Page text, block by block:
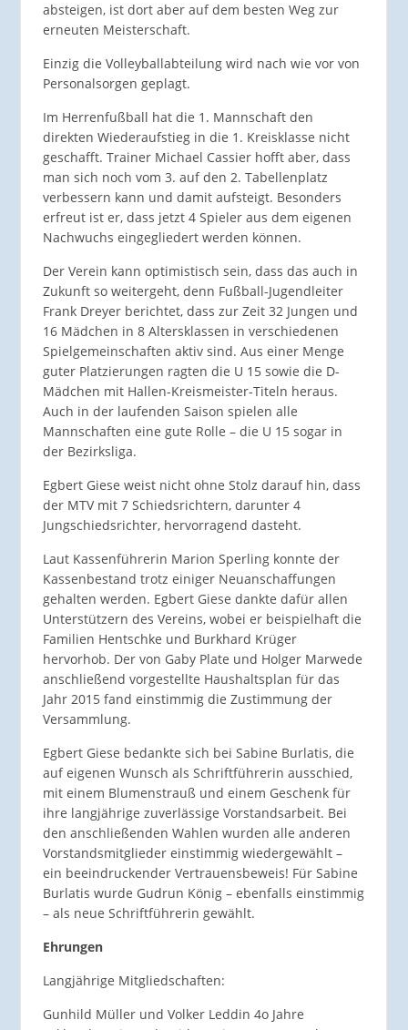
absteigen, ist dort aber auf dem besten Weg zur
erneuten Meisterschaft.
Einzig die Volleyballabteilung wird nach wie vor von
Personalsorgen geplagt.
Im Herrenfußball hat die 1. Mannschaft den
direkten Wiederaufstieg in die 1. Kreisklasse nicht
geschafft. Trainer Michael Cassier hofft aber, dass
man sich noch vom 3. auf den 2. Tabellenplatz
verbessern kann und damit aufsteigt. Besonders
erfreut ist er, dass jetzt 4 Spieler aus dem eigenen
Nachwuchs eingegliedert werden können.
Der Verein kann optimistisch sein, dass das auch in
Zukunft so weitergeht, denn Fußball-Jugendleiter
Frank Dreyer berichtet, dass zur Zeit 32 Jungen und
16 Mädchen in 8 Altersklassen in verschiedenen
Spielgemeinschaften aktiv sind. Aus einer Menge
guter Platzierungen ragten die U 15 sowie die D-
Mädchen mit Hallen-Kreismeister-Titeln heraus.
Auch in der laufenden Saison spielen alle
Mannschaften eine gute Rolle – die U 15 sogar in
der Bezirksliga.
Egbert Giese weist nicht ohne Stolz darauf hin, dass
der MTV mit 7 Schiedsrichtern, darunter 4
Jungschiedsrichter, hervorragend dasteht.
Laut Kassenführerin Marion Sperling konnte der
Kassenbestand trotz einiger Neuanschaffungen
gehalten werden. Egbert Giese dankte dafür allen
Unterstützern des Vereins, wobei er beispielhaft die
Familien Hentschke und Burkhard Krüger
hervorhob. Der von Gaby Plate und Holger Marwede
anschließend vorgestellte Haushaltsplan für das
Jahr 2015 fand einstimmig die Zustimmung der
Versammlung.
Egbert Giese bedankte sich bei Sabine Burlatis, die
auf eigenen Wunsch als Schriftführerin ausschied,
mit einem Blumenstrauß und einem Geschenk für
ihre langjährige zuverlässige Vorstandsarbeit. Bei
den anschließenden Wahlen wurden alle anderen
Vorstandsmitglieder einstimmig wiedergewählt –
ein beeindruckender Vertrauensbeweis! Für Sabine
Burlatis wurde Gudrun König – ebenfalls einstimmig
– als neue Schriftführerin gewählt.
Ehrungen
Langjährige Mitgliedschaften:
Gunhild Müller und Volker Leddin 4o Jahre